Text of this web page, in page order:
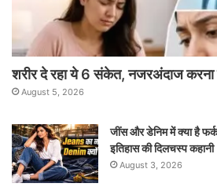
शरीर दे रहा ये 6 संकेत, नजरअंदाज करना
August 5, 2026
जींस और डेनिम में क्या है
इतिहास की दिलचस्प कहानी
August 3, 2026